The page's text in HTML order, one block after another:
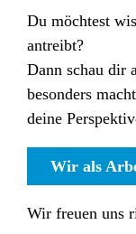
Du möchtest
antreibt?
Dann schau dir
besonders
deine
Wir als
Wir freuen uns